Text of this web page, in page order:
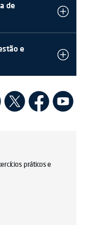
de
e
práticos e